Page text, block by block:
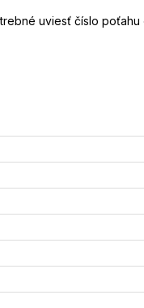
uviesť číslo poťahu